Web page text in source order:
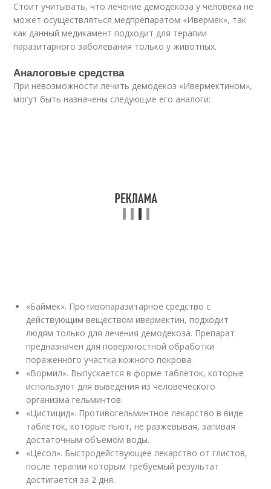
Стоит учитывать, что лечение демодекоза у человека не
может осуществляться медпрепаратом «Ивермек», так
как данный медикамент подходит для терапии
паразитарного заболевания только у животных.
Аналоговые средства
При невозможности лечить демодекоз «Ивермектином»,
могут быть назначены следующие его аналоги:
«Баймек». Противопаразитарное средство с
действующим веществом ивермектин, подходит
людям только для лечения демодекоза. Препарат
предназначен для поверхностной обработки
пораженного участка кожного покрова.
«Вормил». Выпускается в форме таблеток, которые
используют для выведения из человеческого
организма гельминтов.
«Цистицид». Противогельминтное лекарство в виде
таблеток, которые пьют, не разжевывая, запивая
достаточным объемом воды.
«Цесол». Быстродействующее лекарство от глистов,
после терапии которым требуемый результат
достигается за 2 дня.